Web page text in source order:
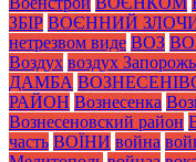
ЗБІР ВОЄННИЙ
нетрезвом виде ВОЗ
Воздух воздух
ДАМБА
РАЙОН Вознесенка
Вознесеновский район
часть ВОЇНИ война